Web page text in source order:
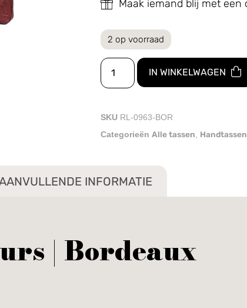
Maak iemand blij met een
2 op voorraad
IN WINKELWAGEN
SKU RL-0963-BOR
Categorieën Alle tassen Handtassen
INFORMATIE
| Bordeaux